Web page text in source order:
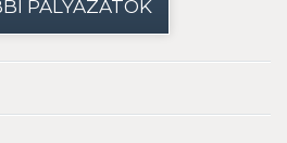
PÁLYÁZATOK